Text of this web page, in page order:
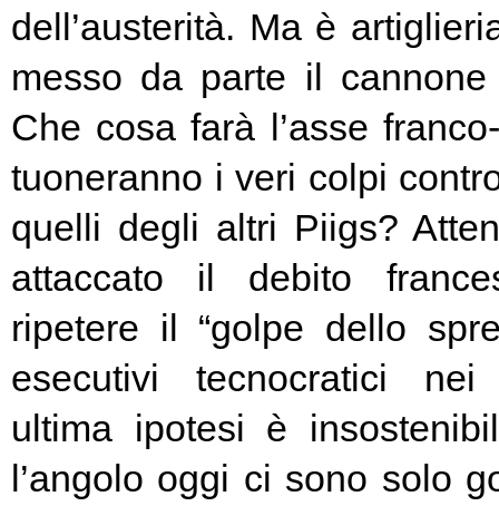
dell’austerità. Ma è
messo da parte il
Che cosa farà l’asse
tuoneranno i veri colpi
quelli degli altri Piigs?
attaccato il debito
ripetere il “golpe dello
esecutivi tecnocratici
ultima ipotesi è
l’angolo oggi ci sono solo